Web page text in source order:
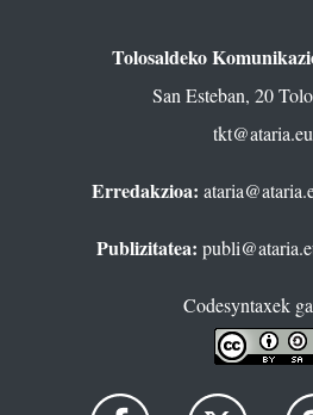
Tolosaldeko
San Esteban, 20
Erredakzioa:
Publizitatea:
Codesyntaxek